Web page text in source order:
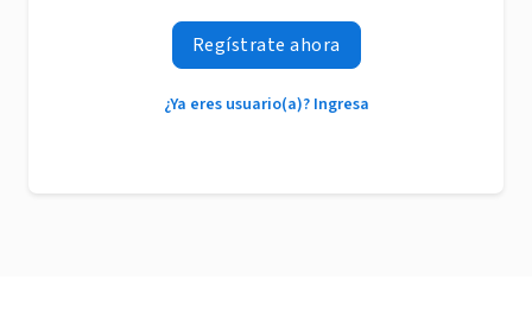
Regístrate ahora
¿Ya eres usuario(a)? Ingresa